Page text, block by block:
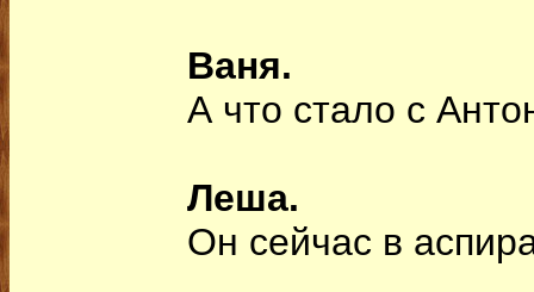
Ваня.
А что стало с
Леша.
Он сейчас в